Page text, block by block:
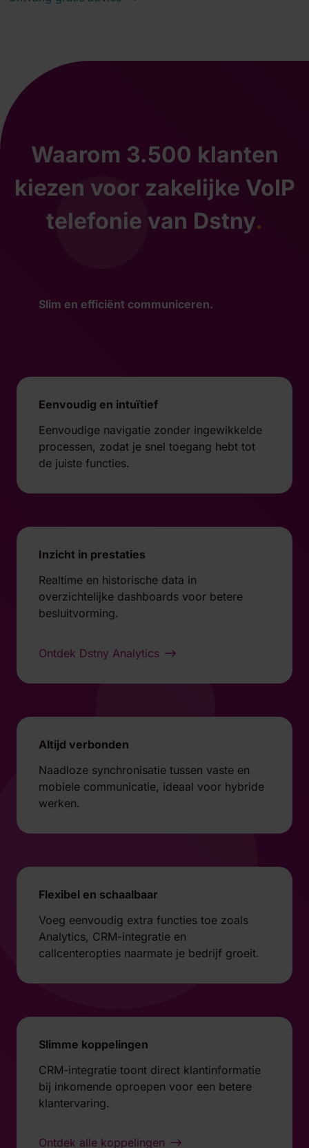
Waarom 3.500 klanten
kiezen voor zakelijke VoIP
telefonie van Dstny.
Slim en efficiënt communiceren.
Eenvoudig en intuïtief
Eenvoudige navigatie zonder ingewikkelde
processen, zodat je snel toegang hebt tot
de juiste functies.
Inzicht in prestaties
Realtime en historische data in
overzichtelijke dashboards voor betere
besluitvorming.
Ontdek Dstny Analytics
Altijd verbonden
Naadloze synchronisatie tussen vaste en
mobiele communicatie, ideaal voor hybride
werken.
Flexibel en schaalbaar
Voeg eenvoudig extra functies toe zoals
Analytics, CRM-integratie en
callcenteropties naarmate je bedrijf groeit.
Slimme koppelingen
CRM-integratie toont direct klantinformatie
bij inkomende oproepen voor een betere
klantervaring.
Ontdek alle koppelingen